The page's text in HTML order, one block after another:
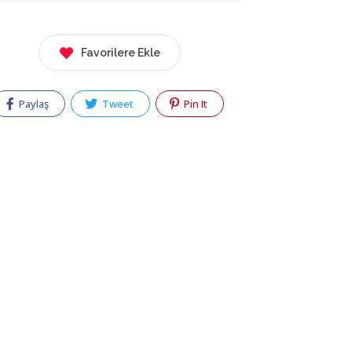
Favorilere Ekle
Paylaş Tweet Pin It